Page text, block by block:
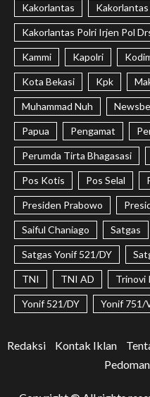
Kakorlantas
Kakorlantas Polri Irjen Pol
Kammi Kapolri
Kota Bekasi Kpk
Muhammad Nuh
Papua Pengamat
Perumda Tirta Bhagasasi
Pos Kotis Pos Selal
Presiden Prabowo
Saiful Chaniago Satgas
Satgas Yonif 521/DY
TNI TNI AD Trinovi
Yonif 521/DY Yonif 751/
Redaksi Kontak Iklan